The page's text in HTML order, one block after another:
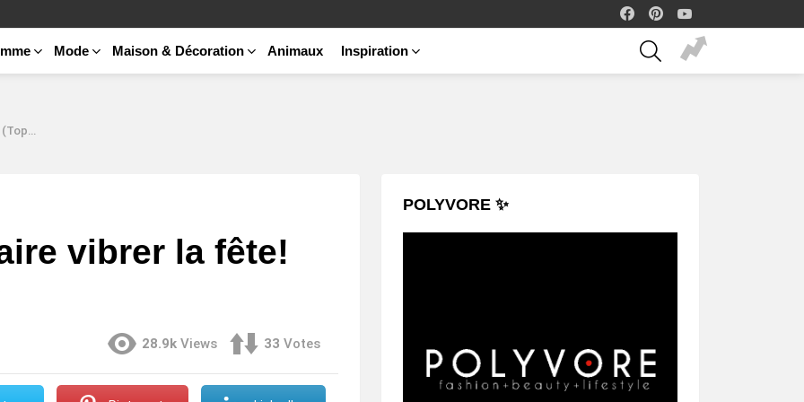
facebook
Mode Maison & Décoration Animaux Inspiration
SEARCH
vibrer la fête!
28.9k Views 33 Votes
POLYVORE ✨